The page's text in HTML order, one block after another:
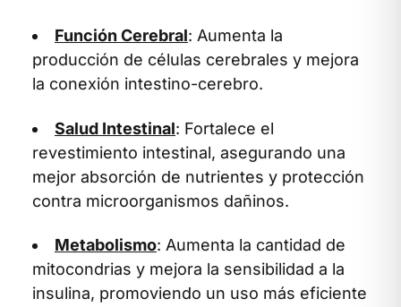
Función Cerebral: Aumenta la
producción de células cerebrales y mejora
la conexión intestino-cerebro.
Salud Intestinal: Fortalece el
revestimiento intestinal, asegurando una
mejor absorción de nutrientes y protección
contra microorganismos dañinos.
Metabolismo: Aumenta la cantidad de
mitocondrias y mejora la sensibilidad a la
insulina, promoviendo un uso más eficiente